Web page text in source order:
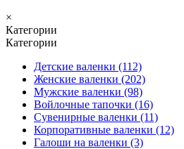
×
Категории
Категории
Детские валенки (112)
Женские валенки (202)
Мужские валенки (98)
Войлочные тапочки (16)
Сувенирные валенки (11)
Корпоративные валенки (12)
Галоши на валенки (3)